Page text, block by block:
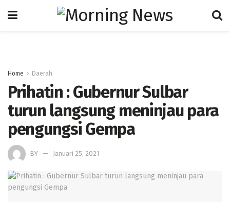
Home Daerah
Prihatin : Gubernur Sulbar
turun langsung meninjau para
pengungsi Gempa
BY Januari 25, 2021